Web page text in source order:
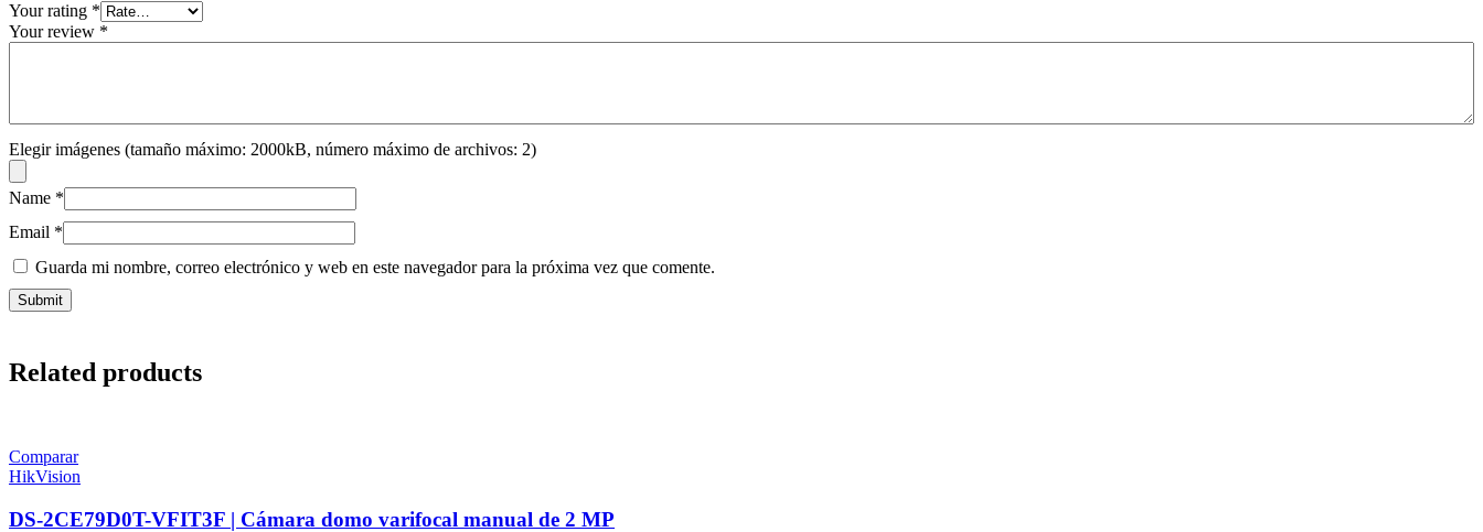
Your rating *
Your review *
Elegir imágenes (tamaño máximo: 2000kB, número máximo de archivos: 2)
Name *
Email *
Guarda mi nombre, correo electrónico y web en este navegador para la próxima vez que comente.
Related products
Comparar
HikVision
DS-2CE79D0T-VFIT3F | Cámara domo varifocal manual de 2 MP